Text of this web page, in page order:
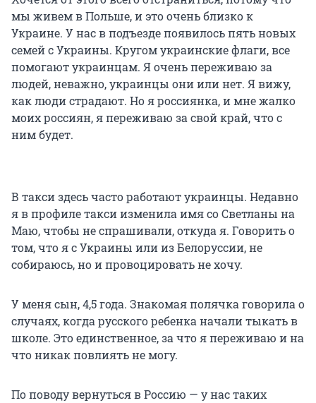
мы живем в Польше, и это очень близко к
Украине. У нас в подъезде появилось пять новых
семей с Украины. Кругом украинские флаги, все
помогают украинцам. Я очень переживаю за
людей, неважно, украинцы они или нет. Я вижу,
как люди страдают. Но я россиянка, и мне жалко
моих россиян, я переживаю за свой край, что с
ним будет.
В такси здесь часто работают украинцы. Недавно
я в профиле такси изменила имя со Светланы на
Маю, чтобы не спрашивали, откуда я. Говорить о
том, что я с Украины или из Белоруссии, не
собираюсь, но и провоцировать не хочу.
У меня сын, 4,5 года. Знакомая полячка говорила о
случаях, когда русского ребенка начали тыкать в
школе. Это единственное, за что я переживаю и на
что никак повлиять не могу.
По поводу вернуться в Россию — у нас таких